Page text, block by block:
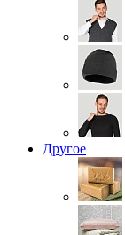
Другое